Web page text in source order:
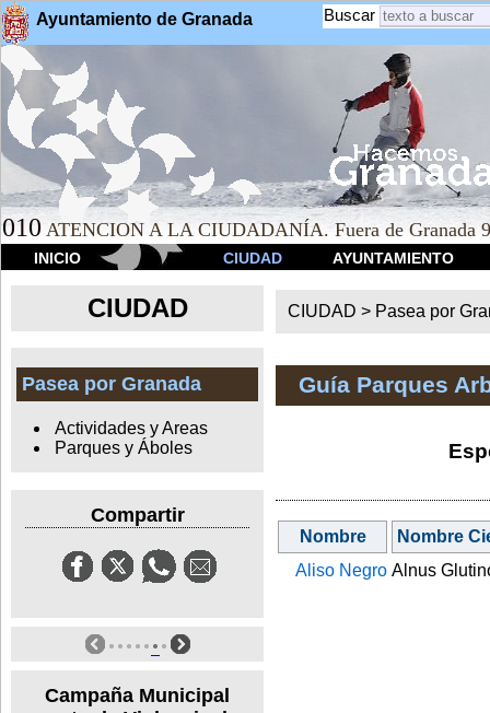
Ayuntamiento de Granada Buscar
010 ATENCION A LA CIUDADANÍA. Fuera de Granada
INICIO CIUDAD AYUNTAMIENTO
CIUDAD
Pasea por Granada
Actividades y Areas
Parques y Áboles
Compartir
Campaña Municipal
CIUDAD > Pasea por
Guía Parques
Nombre
Nombre
Aliso Negro Alnus